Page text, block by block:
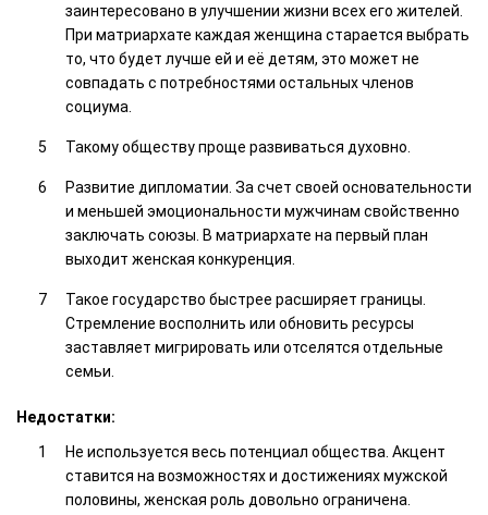
заинтересовано в улучшении жизни всех его жителей.
При матриархате каждая женщина старается выбрать
то, что будет лучше ей и её детям, это может не
совпадать с потребностями остальных членов
социума.
Такому обществу проще развиваться духовно.
Развитие дипломатии. За счет своей основательности
и меньшей эмоциональности мужчинам свойственно
заключать союзы. В матриархате на первый план
выходит женская конкуренция.
Такое государство быстрее расширяет границы.
Стремление восполнить или обновить ресурсы
заставляет мигрировать или отселятся отдельные
семьи.
Недостатки:
Не используется весь потенциал общества. Акцент
ставится на возможностях и достижениях мужской
половины, женская роль довольно ограничена.